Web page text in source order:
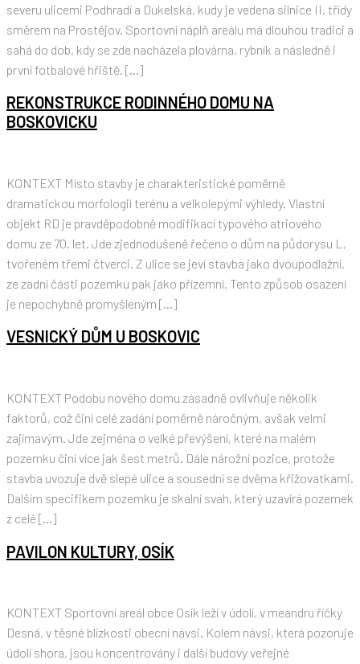
severu ulicemi Podhradí a Dukelská, kudy je vedena silnice II. třídy
směrem na Prostějov. Sportovní náplň areálu má dlouhou tradici a
sahá do dob, kdy se zde nacházela plovárna, rybník a následně i
první fotbalové hřiště. […]
REKONSTRUKCE RODINNÉHO DOMU NA
BOSKOVICKU
KONTEXT Místo stavby je charakteristické poměrně
dramatickou morfologií terénu a velkolepými výhledy. Vlastní
objekt RD je pravděpodobně modifikací typového atriového
domu ze 70. let. Jde zjednodušeně řečeno o dům na půdorysu L,
tvořeném třemi čtverci. Z ulice se jeví stavba jako dvoupodlažní,
ze zadní části pozemku pak jako přízemní. Tento způsob osazení
je nepochybně promyšleným […]
VESNICKÝ DŮM U BOSKOVIC
KONTEXT Podobu nového domu zásadně ovlivňuje několik
faktorů, což činí celé zadání poměrně náročným, avšak velmi
zajímavým. Jde zejména o velké převýšení, které na malém
pozemku činí více jak šest metrů. Dále nárožní pozice, protože
stavba uvozuje dvě slepé ulice a sousední se dvěma křižovatkami.
Dalším specifikem pozemku je skalní svah, který uzavírá pozemek
z celé […]
PAVILON KULTURY, OSÍK
KONTEXT Sportovní areál obce Osík leží v údolí, v meandru říčky
Desná, v těsné blízkosti obecní návsi. Kolem návsi, která pozoruje
údolí shora, jsou koncentrovány i další budovy veřejné